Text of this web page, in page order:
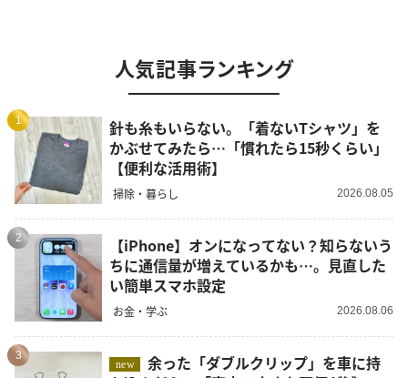
人気記事ランキング
1
針も糸もいらない。「着ないTシャツ」を
かぶせてみたら…「慣れたら15秒くらい」
【便利な活用術】
掃除・暮らし 2026.08.05
2
【iPhone】オンになってない？知らないう
ちに通信量が増えているかも…。見直した
い簡単スマホ設定
お金・学ぶ 2026.08.06
3
new
余った「ダブルクリップ」を車に持